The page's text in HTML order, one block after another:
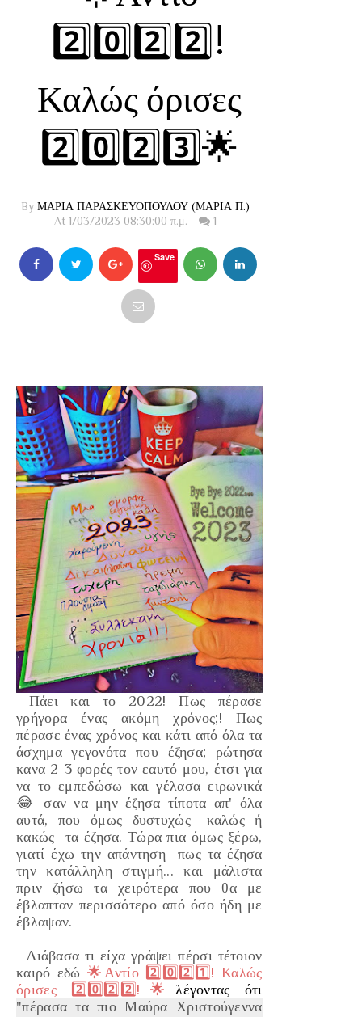
2️⃣0️⃣2️⃣2️⃣!
Καλώς όρισες
2️⃣0️⃣2️⃣3️⃣🌟
By ΜΑΡΙΑ ΠΑΡΑΣΚΕΥΟΠΟΥΛΟΥ (ΜΑΡΙΑ Π.)
At 1/03/2023 08:30:00 π.μ.
1
Save
Πάει και το 2022! Πως πέρασε
γρήγορα ένας ακόμη χρόνος;! Πως
πέρασε ένας χρόνος και κάτι από όλα τα
άσχημα γεγονότα που έζησα; ρώτησα
κανα 2-3 φορές τον εαυτό μου, έτσι για
να το εμπεδώσω και γέλασα ειρωνικά
😂 σαν να μην έζησα τίποτα απ' όλα
αυτά, που όμως δυστυχώς -καλώς ή
κακώς- τα έζησα. Τώρα πια όμως ξέρω,
γιατί έχω την απάντηση- πως τα έζησα
την κατάλληλη στιγμή... και μάλιστα
πριν ζήσω τα χειρότερα που θα με
έβλαπταν περισσότερο από όσο ήδη με
έβλαψαν.
Διάβασα τι είχα γράψει πέρσι τέτοιον
καιρό εδώ🌟Αντίο 2️⃣0️⃣2️⃣1️⃣! Καλώς
όρισες 2️⃣0️⃣2️⃣2️⃣!🌟 λέγοντας ότι
"πέρασα τα πιο Μαύρα Χριστούγεννα